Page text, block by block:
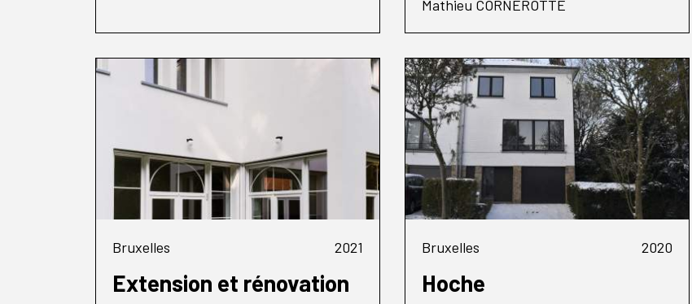
Mathieu CORNEROTTE
Bruxelles 2021
Extension et rénovation
Bruxelles 2020
Hoche